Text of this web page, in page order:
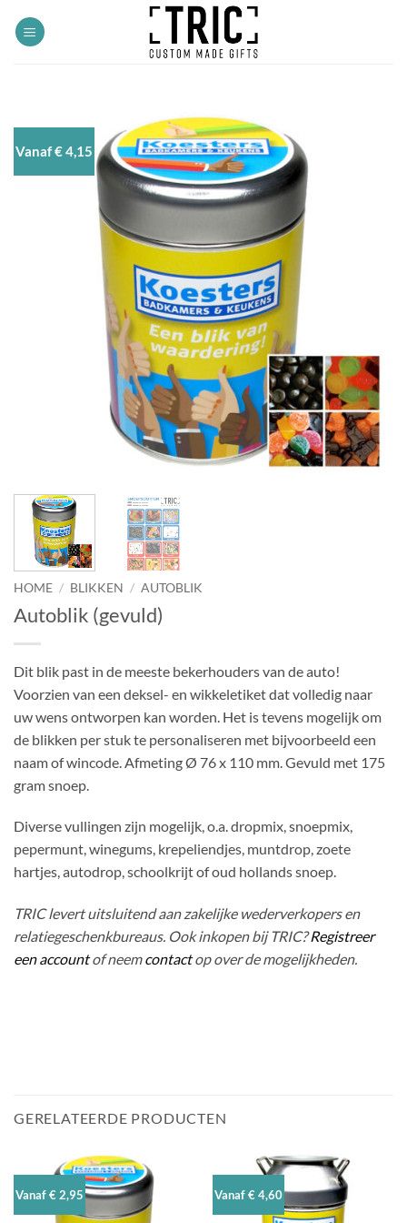
naar
Vanaf € 4,15
HOME / BLIKKEN / AUTOBLIK
Autoblik (gevuld)
Dit blik past in de meeste bekerhouders van de auto!
Voorzien van een deksel- en wikkeletiket dat volledig naar
uw wens ontworpen kan worden. Het is tevens mogelijk om
de blikken per stuk te personaliseren met bijvoorbeeld een
naam of wincode. Afmeting Ø 76 x 110 mm. Gevuld met 175
gram snoep.
Diverse vullingen zijn mogelijk, o.a. dropmix, snoepmix,
pepermunt, winegums, krepeliendjes, muntdrop, zoete
hartjes, autodrop, schoolkrijt of oud hollands snoep.
TRIC levert uitsluitend aan zakelijke wederverkopers en
relatiegeschenkbureaus. Ook inkopen bij TRIC?Registreer
een accountof neemcontactop over de mogelijkheden.
GERELATEERDE PRODUCTEN
Vanaf € 2,95 Vanaf € 4,60